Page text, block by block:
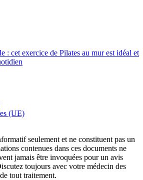
: cet exercice de Pilates au mur est idéal et
(UE)
seulement et ne constituent pas un
contenues dans ces documents ne
jamais être invoquées pour un avis
toujours avec votre médecin des
tout traitement.